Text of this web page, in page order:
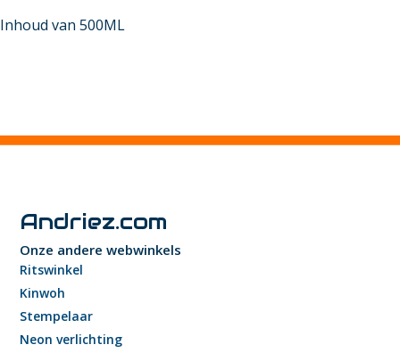
Inhoud van 500ML
Andriez.com
Onze andere webwinkels
Ritswinkel
Kinwoh
Stempelaar
Neon verlichting